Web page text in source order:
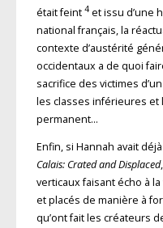
était feint 4et issu d’une
national français, la
contexte d’austérité
occidentaux a de quoi
sacrifice des victimes
les classes inférieures et
permanent…
Enfin, si Hannah avait
Calais: Crated and Displaced
verticaux faisant écho à
et placés de manière à
qu’ont fait les créateurs